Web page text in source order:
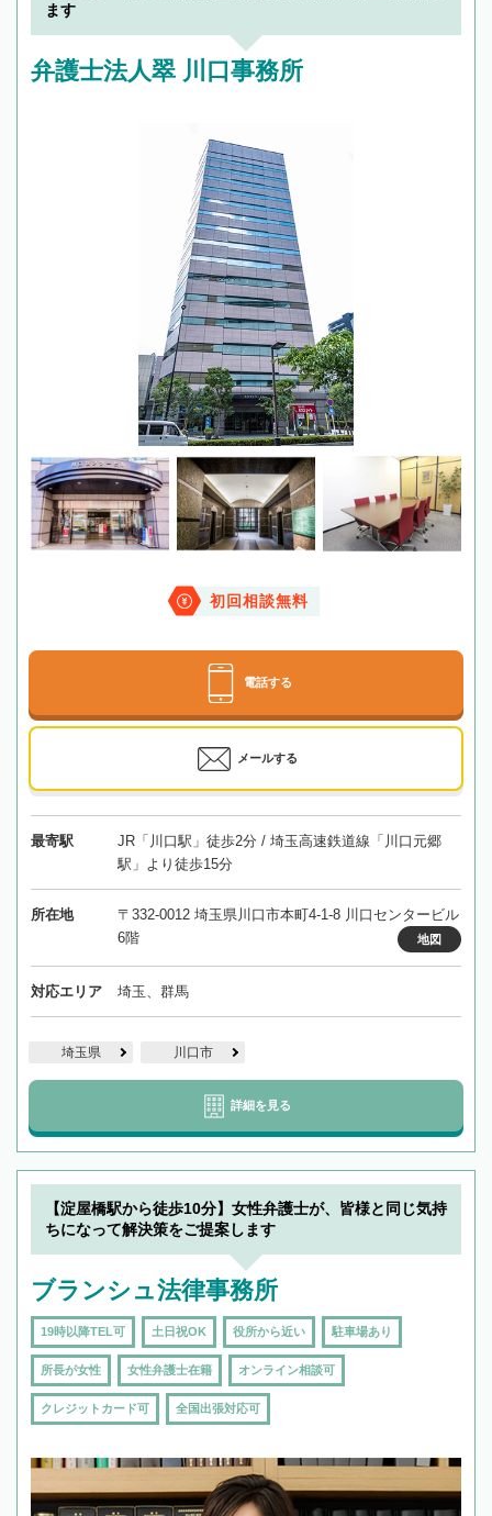
ます
弁護士法人翠 川口事務所
初回相談無料
電話する
メールする
最寄駅
JR「川口駅」徒歩2分 / 埼玉高速鉄道線「川口元郷
駅」より徒歩15分
所在地
〒332-0012 埼玉県川口市本町4-1-8 川口センタービル
6階
地図
対応エリア 埼玉、群馬
埼玉県 川口市
詳細を見る
【淀屋橋駅から徒歩10分】女性弁護士が、皆様と同じ気持
ちになって解決策をご提案します
ブランシュ法律事務所
19時以降TEL可 土日祝OK 役所から近い 駐車場あり
所長が女性 女性弁護士在籍 オンライン相談可
クレジットカード可 全国出張対応可